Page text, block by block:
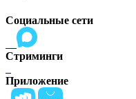
Социальные сети
Стриминги
Приложение